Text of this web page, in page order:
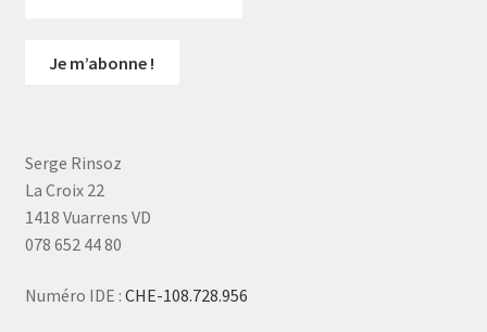
Serge Rinsoz
La Croix 22
1418 Vuarrens VD
078 652 44 80
Numéro IDE : CHE-108.728.956